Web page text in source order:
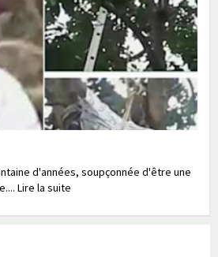
d'années, soupçonnée d'être une
Lire la suite